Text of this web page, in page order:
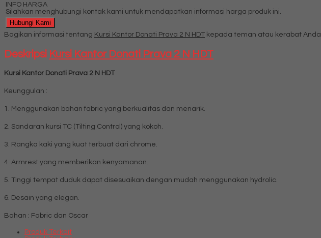
INFO HARGA
Silahkan menghubungi kontak kami untuk mendapatkan informasi harga produk ini.
Hubungi Kami
Bagikan informasi tentang Kursi Kantor Donati Prava 2 N HDT kepada teman atau kerabat Anda.
Deskripsi Kursi Kantor Donati Prava 2 N HDT
Kursi Kantor Donati Prava 2 N HDT
Keunggulan :
1. Menggunakan bahan fabric yang berkualitas dan menarik.
2. Sandaran kursi TC (Tilting Control) yang kokoh.
3. Rangka kaki yang kuat terbuat dari chrome.
4. Armrest yang memberikan kenyamanan.
5. Tinggi tempat duduk dapat disesuaikan dengan mudah menggunakan hydrolic.
6. Desain yang elegan.
Bahan : Fabric dan Oscar
Produk Terkait